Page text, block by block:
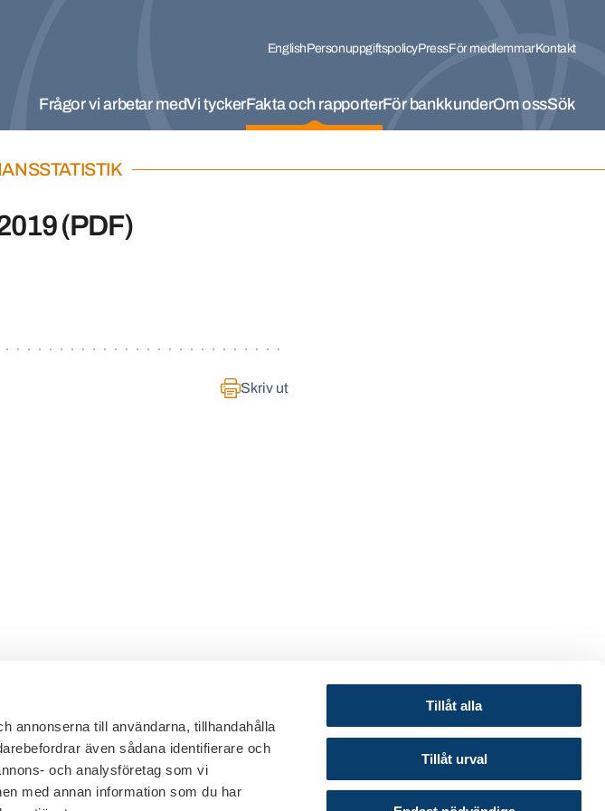
annonserna till användarna, tillhandahålla
även sådana identifierare och
och analysföretag som vi
med annan information som du har
Tillåt alla
Tillåt urval
EnglishPersonuppgiftspolicyPressFör medlemmarKontakt
Frågor vi arbetar medVi tyckerFakta och rapporterFör bankkunderOm ossSök
(PDF)
Skriv ut
- 453 44 00
© 2024 Svenska Bankföreningen
Cookies